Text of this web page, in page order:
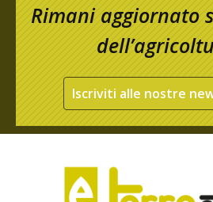
Rimani aggiornato
Iscriviti alle nostre